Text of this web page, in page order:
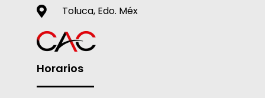
Toluca, Edo. Méx
Horarios